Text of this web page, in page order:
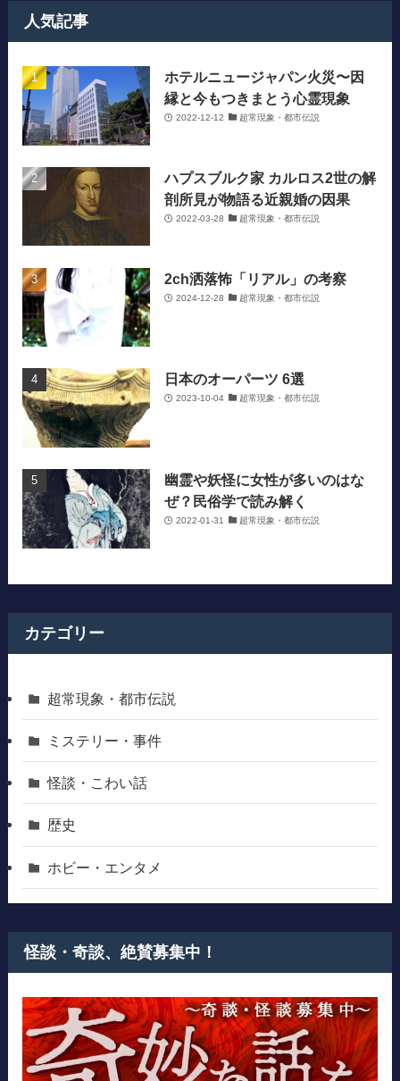
人気記事
ホテルニュージャパン火災〜因
縁と今もつきまとう心霊現象
2022-12-12 超常現象・都市伝説
ハプスブルク家 カルロス2世の解
剖所見が物語る近親婚の因果
2022-03-28 超常現象・都市伝説
2ch洒落怖「リアル」の考察
2024-12-28 超常現象・都市伝説
日本のオーパーツ 6選
2023-10-04 超常現象・都市伝説
幽霊や妖怪に女性が多いのはな
ぜ？民俗学で読み解く
2022-01-31 超常現象・都市伝説
カテゴリー
超常現象・都市伝説
ミステリー・事件
怪談・こわい話
歴史
ホビー・エンタメ
怪談・奇談、絶賛募集中！